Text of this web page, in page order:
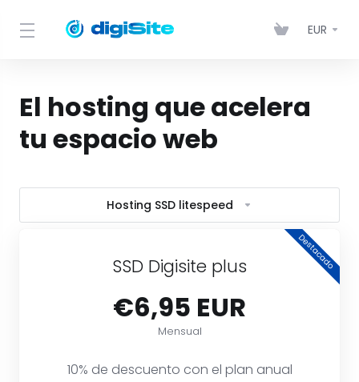
EUR
El hosting que acelera
tu espacio web
Hosting SSD litespeed
Destacado
SSD Digisite plus
€6,95 EUR
Mensual
10% de descuento con el plan anual